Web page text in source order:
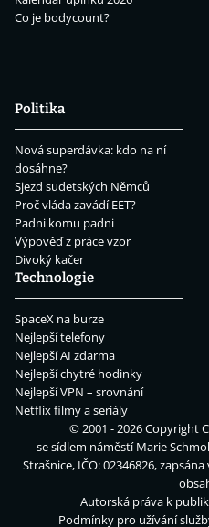
Co je bodycount?
Politika
Nová superdávka: kdo na ní
dosáhne?
Sjezd sudetských Němců
Proč vláda zavádí EET?
Padni komu padni
Výpověď z práce vzor
Divoký kačer
Technologie
SpaceX na burze
Nejlepší telefony
Nejlepší AI zdarma
Nejlepší chytré hodinky
Nejlepší VPN – srovnání
Netflix filmy a seriály
© 2001 - 2026 Copyright
se sídlem náměstí Marie
Strašnice, IČO: 02346826,
Autorská práva k
Podmínky pro užívání